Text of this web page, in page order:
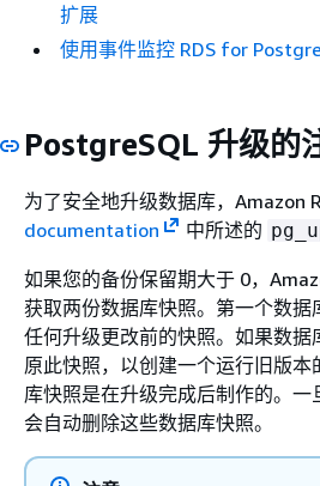
扩展
使用事件监控 RDS for
PostgreSQL 升级的
为了安全地升级数据库，Amazon
documentation
中所述的
如果您的备份保留期大于 0，
获取两份数据库快照。第一个数据
任何升级更改前的快照。如果数据
原此快照，以创建一个运行旧版
库快照是在升级完成后制作的。
会自动删除这些数据库快照。